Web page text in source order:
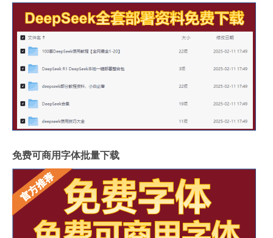
免费可商用字体批量下载